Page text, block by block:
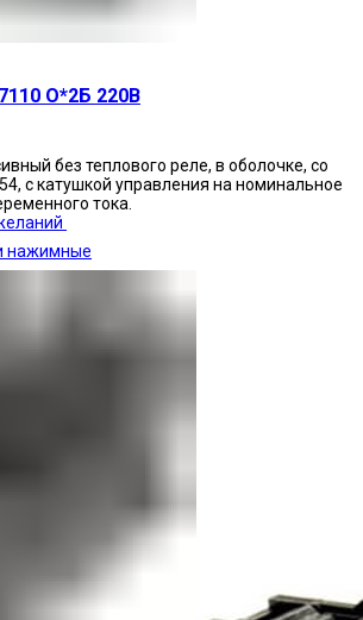
нажимные
О*2Б 220В
без теплового реле, в оболочке, со
с катушкой управления на номинальное
тока.